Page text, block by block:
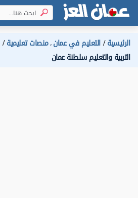
الرئيسية التعليم في عمان،منصات تعليمية
التربية والتعليم سلطنة عمان